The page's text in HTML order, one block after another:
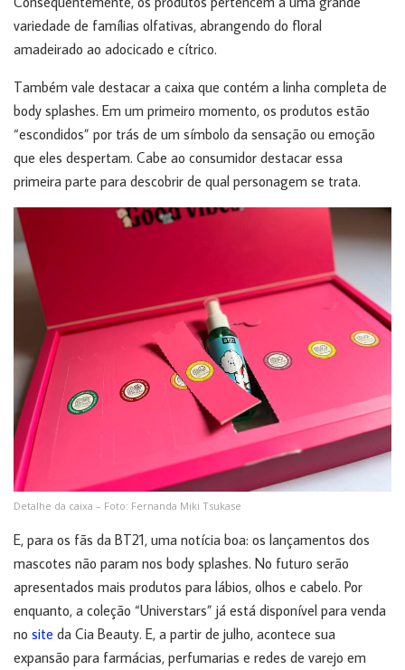
variedade de famílias olfativas, abrangendo do floral
amadeirado ao adocicado e cítrico.
Também vale destacar a caixa que contém a linha completa de
body splashes. Em um primeiro momento, os produtos estão
“escondidos” por trás de um símbolo da sensação ou emoção
que eles despertam. Cabe ao consumidor destacar essa
primeira parte para descobrir de qual personagem se trata.
Detalhe da caixa – Foto: Fernanda Miki Tsukase
E, para os fãs da BT21, uma notícia boa: os lançamentos dos
mascotes não param nos body splashes. No futuro serão
apresentados mais produtos para lábios, olhos e cabelo. Por
enquanto, a coleção “Universtars” já está disponível para venda
no site da Cia Beauty. E, a partir de julho, acontece sua
expansão para farmácias, perfumarias e redes de varejo em